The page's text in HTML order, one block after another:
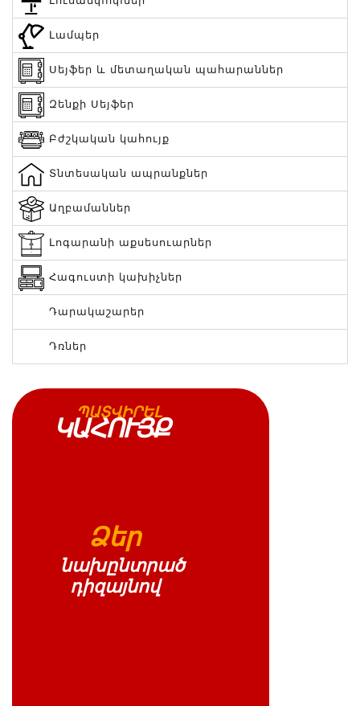
Լամպեր
Սեյֆեր և մետաղական պահարաններ
Զենքի Սեյֆեր
Բժշկական կահույք
Տնտեսական ապրանքներ
Աղբամաններ
Լոգարանի աքսեսուարներ
Հագուստի կախիչներ
Դարակաշարեր
Դռներ
ՊԱՏՎԻՐԵԼ
ԿԱՀՈՒՅՔ
Ձեր
նախընտրած
դիզայնով